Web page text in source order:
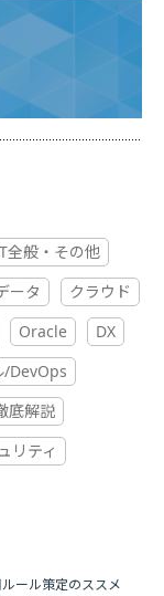
全般・その他
ータ
クラウド
Oracle
DX
/DevOps
底解説
リティ
ール策定のススメ